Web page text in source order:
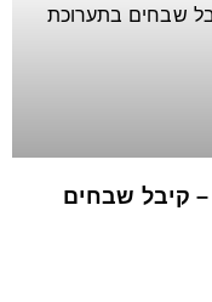
קיבל שבחים